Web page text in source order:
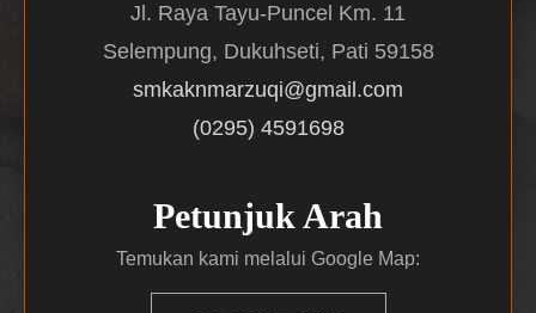
Jl. Raya Tayu-Puncel Km. 11
Selempung, Dukuhseti, Pati 59158
smkaknmarzuqi@gmail.com
(0295) 4591698
Petunjuk Arah
Temukan kami melalui Google Map: